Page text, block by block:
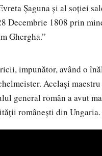
Şaguna şi al soţiei
Decembrie 1808 prin
Ghergha.”
impunător, având o
Acelaşi
general român a avut
româneşti din Ungaria.